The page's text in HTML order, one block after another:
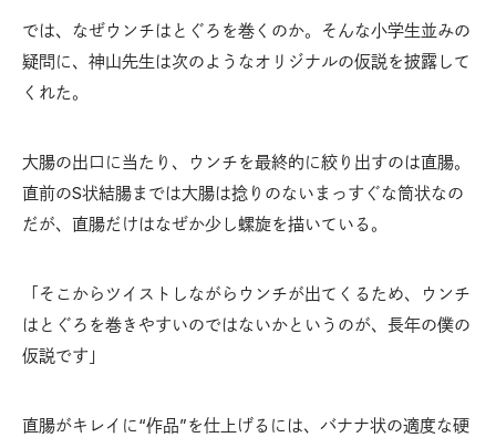
では、なぜウンチはとぐろを巻くのか。そんな小学生並みの
疑問に、神山先生は次のようなオリジナルの仮説を披露して
くれた。
大腸の出口に当たり、ウンチを最終的に絞り出すのは直腸。
直前のS状結腸までは大腸は捻りのないまっすぐな筒状なの
だが、直腸だけはなぜか少し螺旋を描いている。
「そこからツイストしながらウンチが出てくるため、ウンチ
はとぐろを巻きやすいのではないかというのが、長年の僕の
仮説です」
直腸がキレイに“作品”を仕上げるには、バナナ状の適度な硬